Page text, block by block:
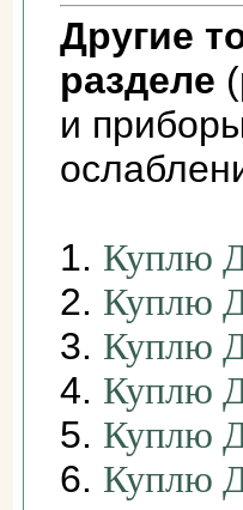
Другие
разделе
и
1. Куплю
2. Куплю
3. Куплю
4. Куплю
5. Куплю
6. Куплю